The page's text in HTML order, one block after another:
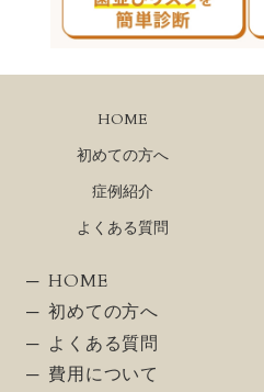
HOME
初めての方へ
症例紹介
よくある質問
HOME
初めての方へ
よくある質問
費用について